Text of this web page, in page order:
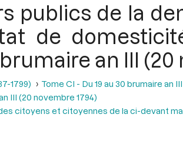
publics de la
de
an III (20
1799)
Tome CI - Du 19 au 30 brumaire an
III (20 novembre 1794)
citoyens et citoyennes de la ci-devant